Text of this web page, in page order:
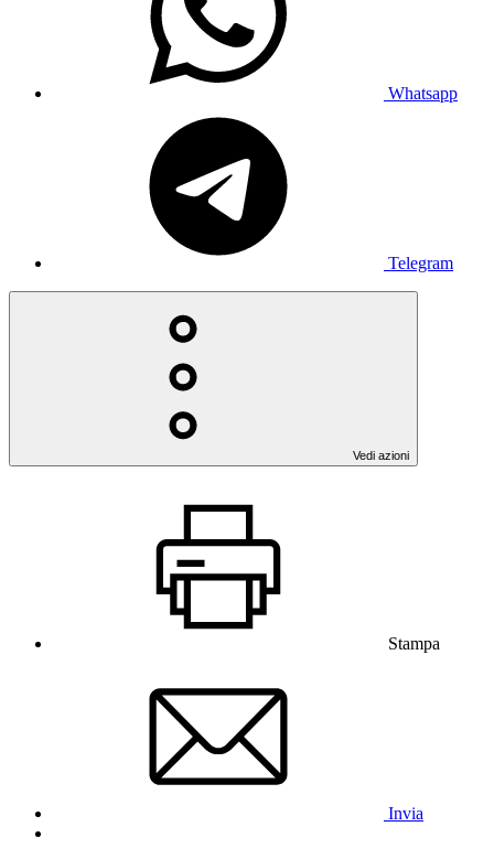
Whatsapp
Telegram
Vedi azioni
Stampa
Invia